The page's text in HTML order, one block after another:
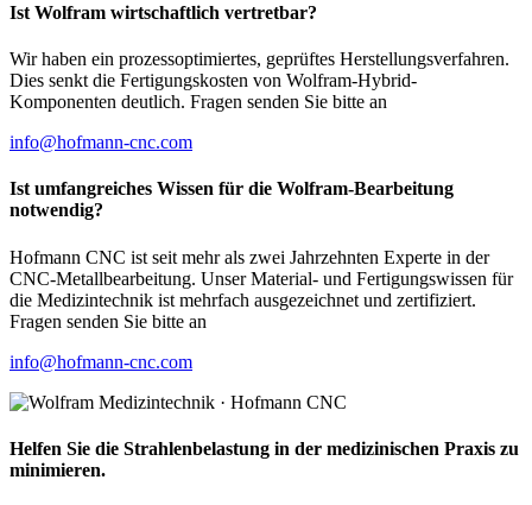
Ist Wolfram wirtschaftlich vertretbar?
Wir haben ein prozessoptimiertes, geprüftes Herstellungsverfahren.
Dies senkt die Fertigungskosten von Wolfram-Hybrid-
Komponenten deutlich. Fragen senden Sie bitte an
info@hofmann-cnc.com
Ist umfangreiches Wissen für die Wolfram-Bearbeitung
notwendig?
Hofmann CNC ist seit mehr als zwei Jahrzehnten Experte in der
CNC-Metallbearbeitung. Unser Material- und Fertigungswissen für
die Medizintechnik ist mehrfach ausgezeichnet und zertifiziert.
Fragen senden Sie bitte an
info@hofmann-cnc.com
Helfen Sie die Strahlenbelastung in der medizinischen Praxis zu
minimieren.